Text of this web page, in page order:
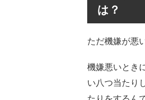
は？
ただ機嫌が悪
機嫌悪いとき
い八つ当たり